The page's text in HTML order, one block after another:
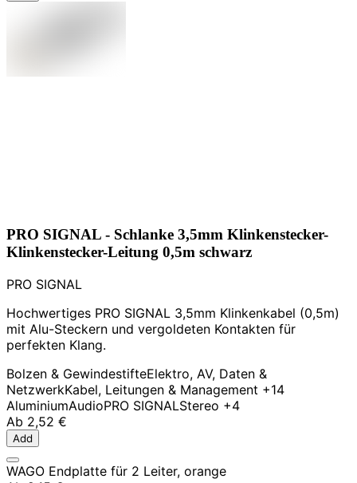
PRO SIGNAL - Schlanke 3,5mm Klinkenstecker-
Klinkenstecker-Leitung 0,5m schwarz
PRO SIGNAL
Hochwertiges PRO SIGNAL 3,5mm Klinkenkabel (0,5m)
mit Alu-Steckern und vergoldeten Kontakten für
perfekten Klang.
Bolzen & GewindestifteElektro, AV, Daten &
NetzwerkKabel, Leitungen & Management +14
AluminiumAudioPRO SIGNALStereo +4
Ab 2,52 €
Add
WAGO Endplatte für 2 Leiter, orange